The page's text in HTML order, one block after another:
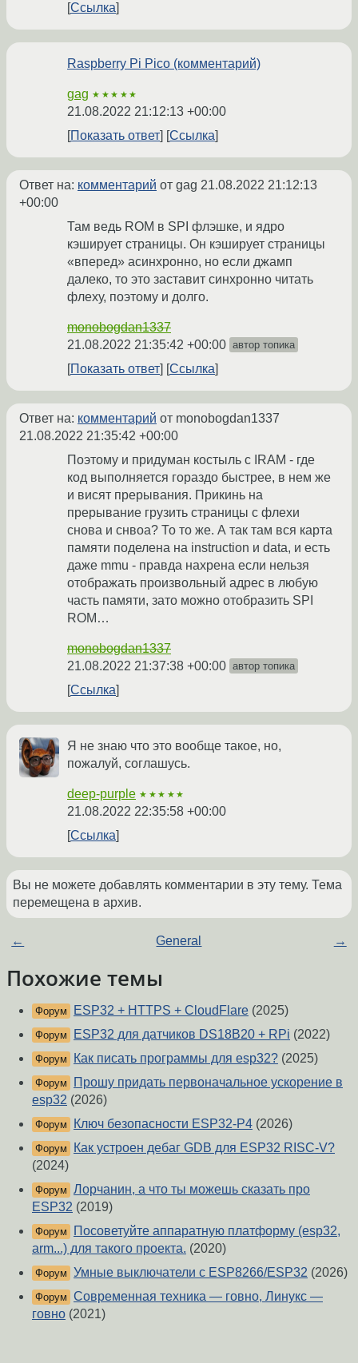
Ссылка
Raspberry Pi Pico (комментарий)
gag ★★★★★
21.08.2022 21:12:13 +00:00
Показать ответ
Ссылка
Ответ на: комментарий от gag 21.08.2022 21:12:13
+00:00
Там ведь ROM в SPI флэшке, и ядро
кэширует страницы. Он кэширует страницы
«вперед» асинхронно, но если джамп
далеко, то это заставит синхронно читать
флеху, поэтому и долго.
monobogdan1337
21.08.2022 21:35:42 +00:00 автор топика
Показать ответ Ссылка
Ответ на: комментарий от monobogdan1337
21.08.2022 21:35:42 +00:00
Поэтому и придуман костыль с IRAM - где
код выполняется гораздо быстрее, в нем же
и висят прерывания. Прикинь на
прерывание грузить страницы с флехи
снова и снвоа? То то же. А так там вся карта
памяти поделена на instruction и data, и есть
даже mmu - правда нахрена если нельзя
отображать произвольный адрес в любую
часть памяти, зато можно отобразить SPI
ROM…
monobogdan1337
21.08.2022 21:37:38 +00:00 автор топика
Ссылка
Я не знаю что это вообще такое, но,
пожалуй, соглашусь.
deep-purple ★★★★★
21.08.2022 22:35:58 +00:00
Ссылка
Вы не можете добавлять комментарии в эту тему. Тема
перемещена в архив.
← General →
Похожие темы
Форум ESP32 + HTTPS + CloudFlare (2025)
Форум ESP32 для датчиков DS18B20 + RPi (2022)
Форум Как писать программы для esp32? (2025)
Форум
Прошу придать первонaчальное ускорение в
esp32 (2026)
Форум Ключ безопасности ESP32-P4 (2026)
Форум
Как устроен дебаг GDB для ESP32 RISC-V?
(2024)
Форум Лорчанин, а что ты можешь сказать про
ESP32 (2019)
Форум
Посоветуйте аппаратную платформу (esp32,
arm...) для такого проекта. (2020)
Форум Умные выключатели с ESP8266/ESP32 (2026)
Форум Современная техника — говно, Линукс —
говно (2021)